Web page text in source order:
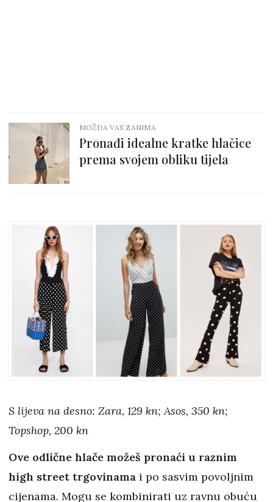
MOŽDA VAS ZANIMA
Pronađi idealne kratke hlačice
prema svojem obliku tijela
S lijeva na desno: Zara, 129 kn; Asos, 350 kn;
Topshop, 200 kn
Ove odlične hlače možeš pronaći u raznim
high street trgovinama i po sasvim povoljnim
cijenama. Mogu se kombinirati uz ravnu obuću